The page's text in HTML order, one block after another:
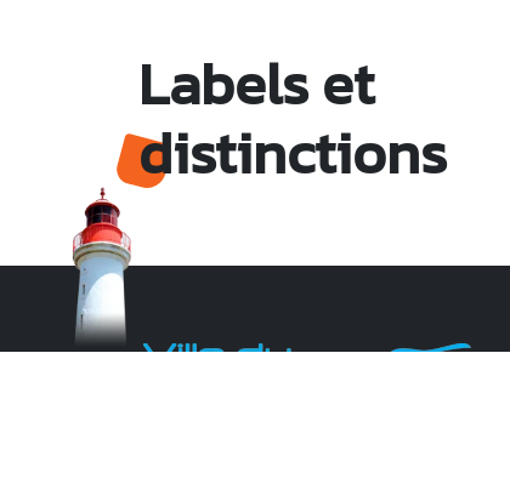
Labels et
distinctions